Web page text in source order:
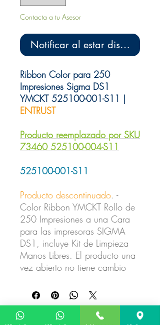
Contacta a tu Asesor
Notificar al estar disponible
Ribbon Color para 250
Impresiones Sigma DS1
YMCKT 525100-001-S11 |
ENTRUST
Producto reemplazado por SKU
73460 525100-004-S11
525100-001-S11
Producto descontinuado. -
Color Ribbon YMCKT Rollo de
250 Impresiones a una Cara
para las impresoras SIGMA
DS1, incluye Kit de Limpieza
Manos Libres. El producto una
vez abierto no tiene cambio
No hay reseñas todavía